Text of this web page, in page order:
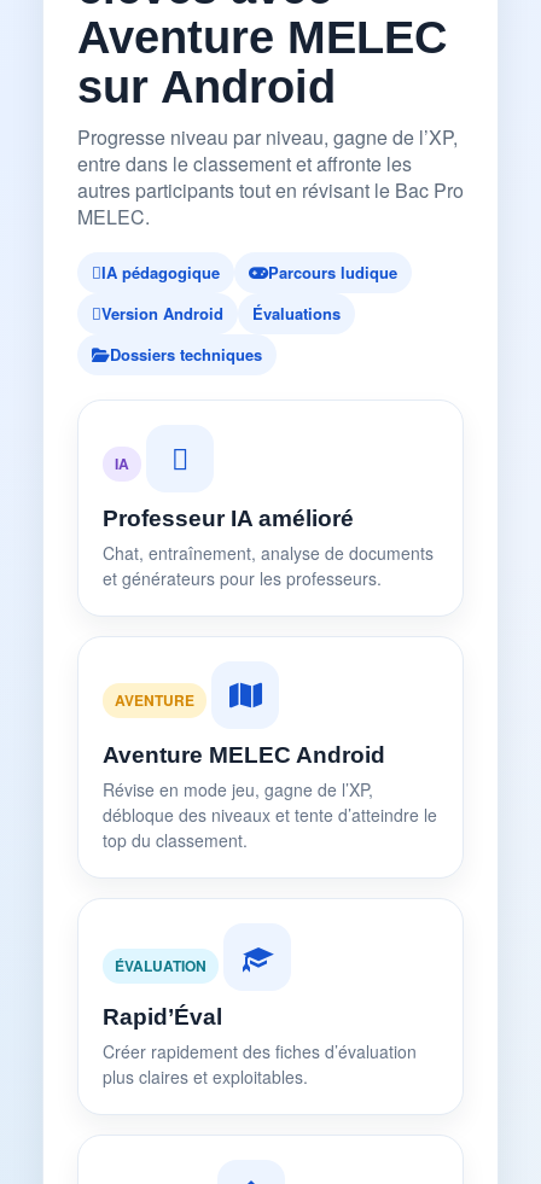
Aventure MELEC
sur Android
Progresse niveau par niveau, gagne de l’XP,
entre dans le classement et affronte les
autres participants tout en révisant le Bac Pro
MELEC.
IA pédagogique
Parcours ludique
Version Android
Évaluations
Dossiers techniques
IA
Professeur IA amélioré
Chat, entraînement, analyse de documents
et générateurs pour les professeurs.
AVENTURE
Aventure MELEC Android
Révise en mode jeu, gagne de l’XP,
débloque des niveaux et tente d’atteindre le
top du classement.
ÉVALUATION
Rapid’Éval
Créer rapidement des fiches d’évaluation
plus claires et exploitables.